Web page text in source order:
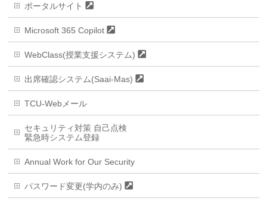
ポータルサイト
Microsoft 365 Copilot
WebClass(授業支援システム)
出席確認システム(Saai-Mas)
TCU-Webメール
セキュリティ対策 自己点検
緊急時システム登録
Annual Work for Our Security
パスワード変更(学内のみ)